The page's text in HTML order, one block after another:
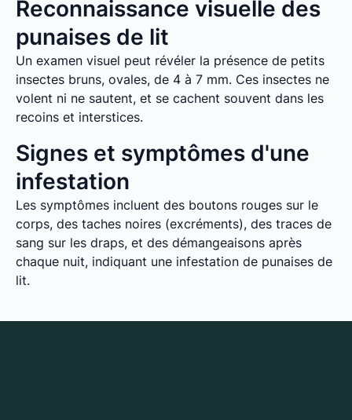
Reconnaissance visuelle des
punaises de lit
Un examen visuel peut révéler la présence de petits
insectes bruns, ovales, de 4 à 7 mm. Ces insectes ne
volent ni ne sautent, et se cachent souvent dans les
recoins et interstices.
Signes et symptômes d'une
infestation
Les symptômes incluent des boutons rouges sur le
corps, des taches noires (excréments), des traces de
sang sur les draps, et des démangeaisons après
chaque nuit, indiquant une infestation de punaises de
lit.